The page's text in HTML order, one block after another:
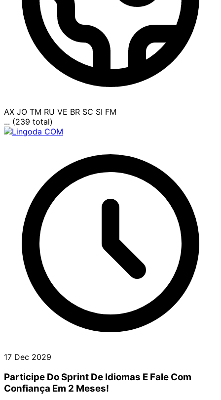
AX JO TM RU VE BR SC SI FM
... (239 total)
17 Dec 2029
Participe Do Sprint De Idiomas E Fale Com
Confiança Em 2 Meses!